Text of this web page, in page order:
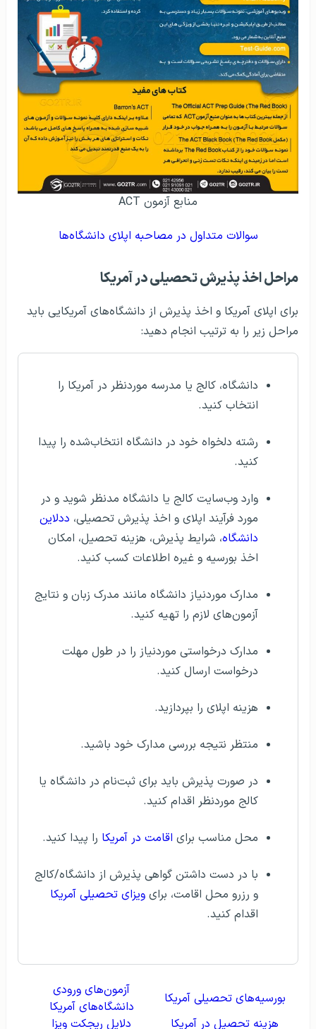
منابع آزمون ACT
سوالات متداول در مصاحبه اپلای دانشگاه‌ها
مراحل اخذ پذیرش تحصیلی در آمریکا
برای اپلای آمریکا و اخذ پذیرش از دانشگاه‌های آمریکایی باید
مراحل زیر را به ترتیب انجام دهید:
دانشگاه، کالج یا مدرسه موردنظر در آمریکا را
انتخاب کنید.
رشته دلخواه خود در دانشگاه انتخاب‌شده را پیدا
کنید.
وارد وب‌سایت کالج یا دانشگاه مدنظر شوید و در
مورد فرآیند اپلای و اخذ پذیرش تحصیلی، ددلاین
دانشگاه، شرایط پذیرش، هزینه تحصیل، امکان
اخذ بورسیه و غیره اطلاعات کسب کنید.
مدارک موردنیاز دانشگاه مانند مدرک زبان و نتایج
آزمون‌های لازم را تهیه کنید.
مدارک درخواستی موردنیاز را در طول مهلت
درخواست ارسال کنید.
هزینه اپلای را بپردازید.
منتظر نتیجه بررسی مدارک خود باشید.
در صورت پذیرش باید برای ثبت‌نام در دانشگاه یا
کالج موردنظر اقدام کنید.
محل مناسب برای اقامت در آمریکا را پیدا کنید.
با در دست داشتن گواهی پذیرش از دانشگاه/کالج
و رزرو محل اقامت، برای ویزای تحصیلی آمریکا
اقدام کنید.
بورسیه‌های تحصیلی آمریکا
آزمون‌های ورودی
دانشگاه‌های آمریکا
هزینه تحصیل در آمریکا
دلایل ریجکت ویزا